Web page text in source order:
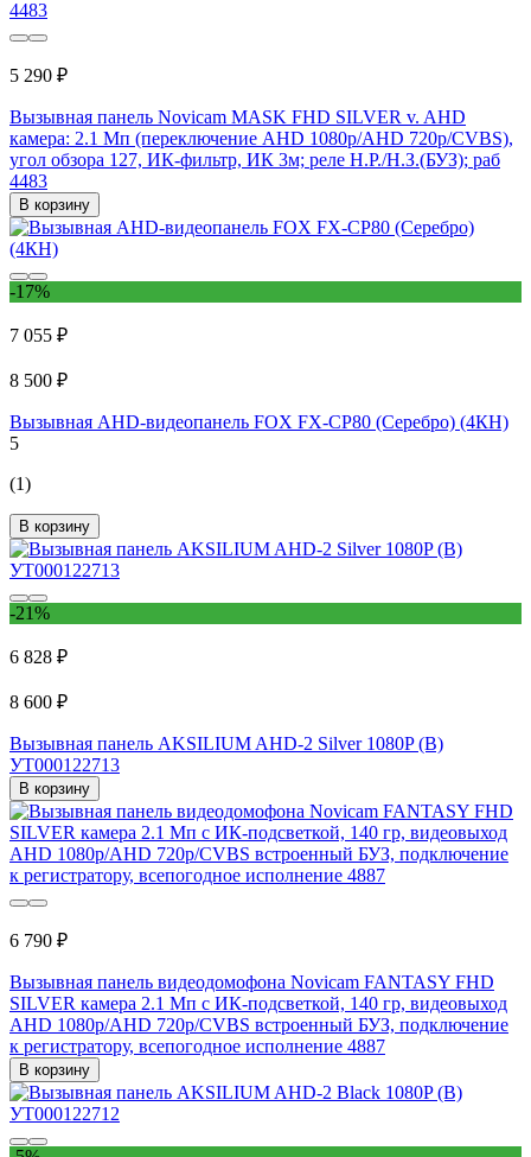
5 290 ₽
Вызывная панель Novicam MASK FHD SILVER v. AHD
камера: 2.1 Мп (переключение AHD 1080p/AHD 720p/CVBS),
угол обзора 127, ИК-фильтр, ИК 3м; реле Н.Р./Н.З.(БУЗ); раб
4483
В корзину
-17%
7 055 ₽
8 500 ₽
Вызывная AHD-видеопанель FOX FX-CP80 (Серебро) (4КН)
5
(1)
В корзину
-21%
6 828 ₽
8 600 ₽
Вызывная панель AKSILIUM AHD-2 Silver 1080P (B)
УТ000122713
В корзину
6 790 ₽
Вызывная панель видеодомофона Novicam FANTASY FHD
SILVER камера 2.1 Мп с ИК-подсветкой, 140 гр, видеовыход
AHD 1080p/AHD 720p/CVBS встроенный БУЗ, подключение
к регистратору, всепогодное исполнение 4887
В корзину